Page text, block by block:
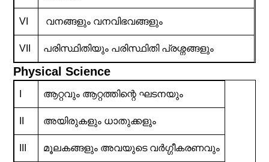
VI വനങ്ങളും വനവിഭവങ്ങളും
VII പരിസ്ഥിതിയും പരിസ്ഥിതി പ്രശ്നങ്ങളും
Physical Science
ആറ്റവും ആറ്റത്തിന്റെ ഘടനയും
അയിരുകളും ധാതുക്കളും
മൂലകങ്ങളും അവയുടെ വർഗ്ഗീകരണവും